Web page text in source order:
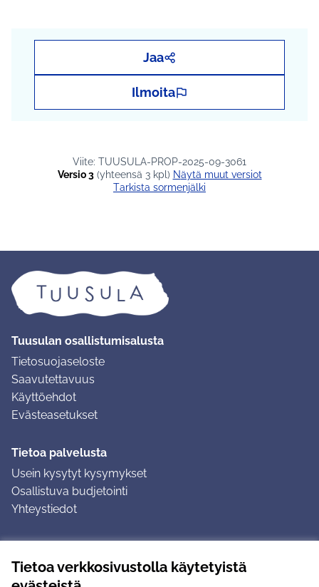
Tietoa verkkosivustolla käytetyistä
Jaa
Ilmoita
Viite: TUUSULA-PROP-2025-09-3061
Versio 3(yhteensä 3 kpl)
näytä muut versiot
Tarkista sormenjälki
Tuusulan osallistumisalusta
Tietosuojaseloste
Saavutettavuus
Käyttöehdot
Evästeasetukset
Tietoa palvelusta
Usein kysytyt kysymykset
Osallistuva budjetointi
Yhteystiedot
Ohjeet kirjautumiseen